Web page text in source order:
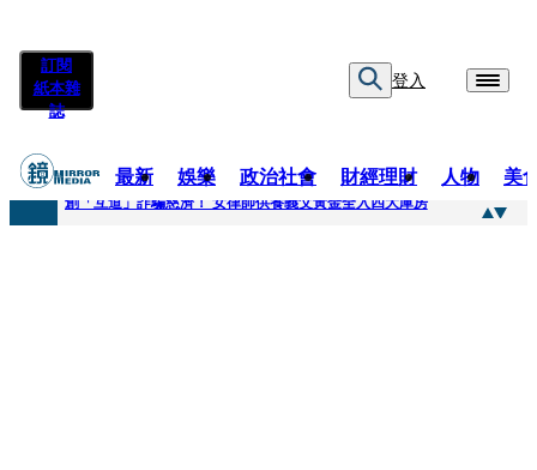
訂閱
紙本雜
誌
登入
最新 娛樂 政治社會 財經理財 人物 美
快訊
創「互道」詐騙慈濟！ 女律師供養義父黃金全入四大庫房